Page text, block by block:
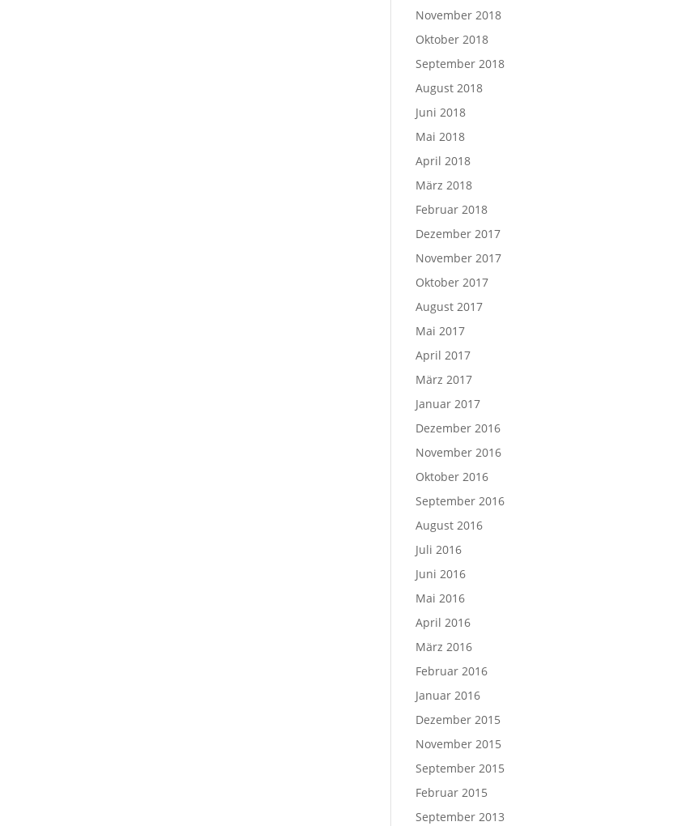
November 2018
Oktober 2018
September 2018
August 2018
Juni 2018
Mai 2018
April 2018
März 2018
Februar 2018
Dezember 2017
November 2017
Oktober 2017
August 2017
Mai 2017
April 2017
März 2017
Januar 2017
Dezember 2016
November 2016
Oktober 2016
September 2016
August 2016
Juli 2016
Juni 2016
Mai 2016
April 2016
März 2016
Februar 2016
Januar 2016
Dezember 2015
November 2015
September 2015
Februar 2015
September 2013